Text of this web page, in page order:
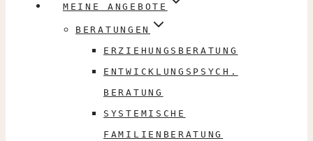
MEINE ANGEBOTE
BERATUNGEN
ERZIEHUNGSBERATUNG
ENTWICKLUNGSPSYCH.
BERATUNG
SYSTEMISCHE
FAMILIENBERATUNG